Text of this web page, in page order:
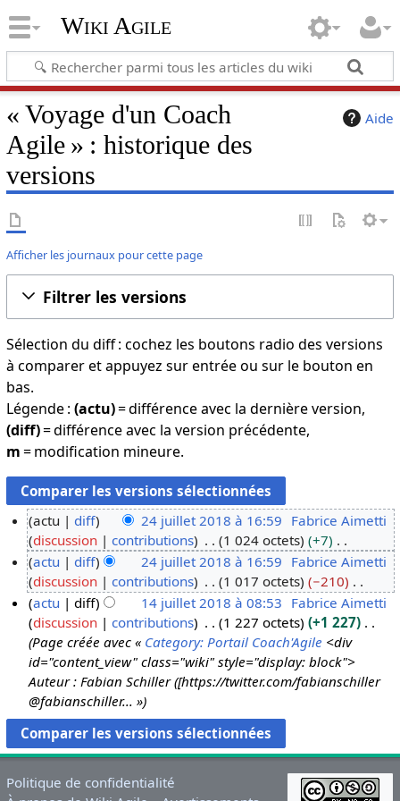
Wiki Agile
Aide
« Voyage d'un Coach
Agile » : historique des
versions
Afficher les journaux pour cette page
Filtrer les versions
Sélection du diff : cochez les boutons radio des versions
à comparer et appuyez sur entrée ou sur le bouton en
bas.
Légende : (actu)= différence avec la dernière version,
(diff)= différence avec la version précédente,
m= modification mineure.
4
u
0
8
actu diff 24 juillet 2018 à 16:59 Fabrice Aimetti
discussion
contributions 1 024 octets
+7
A
u
c
u
n
r
é
s
u
m
é
d
actu diff 24 juillet 2018 à 16:59 Fabrice Aimetti
discussion
contributions 1 017 octets
−210
A
u
c
u
n
r
é
s
u
m
é
l
t
actu diff 14 juillet 2018 à 08:53 Fabrice Aimetti
discussion
contributions 1 227 octets
+1 227
Page créée avec « Category: Portail Coach'Agile <div
id="content_view" class="wiki" style="display: block">
Auteur : Fabian Schiller ([https://twitter.com/fabianschiller
@fabianschiller... »
Politique de confidentialité